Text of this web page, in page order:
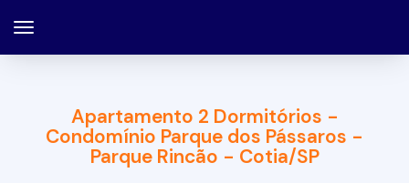
Apartamento 2 Dormitórios -
Condomínio Parque dos Pássaros -
Parque Rincão - Cotia/SP